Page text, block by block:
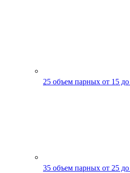
25 объем парных от 15
35 объем парных от 25